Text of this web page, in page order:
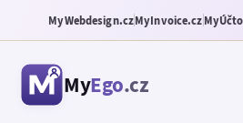
MyWebdesign.czMyInvoice.cz
MyEgo.cz